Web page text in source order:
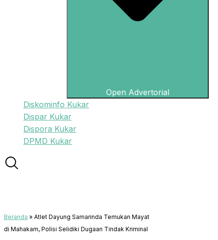
Open Advertorial
Diskominfo Kukar
Dispar Kukar
Dispora Kukar
DPMD Kukar
Beranda » Atlet Dayung Samarinda Temukan Mayat
di Mahakam, Polisi Selidiki Dugaan Tindak Kriminal